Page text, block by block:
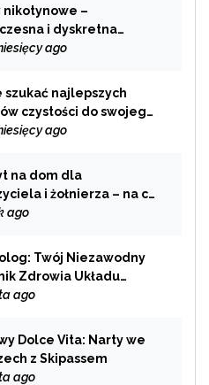
nikotynowe –
i dyskretna
dla tradycyjnego
ago
szukać najlepszych
czystości do swojego
ago
na dom dla
i żołnierza – na co
uwagę przy wyborze
ago
Twój Niezawodny
Zdrowia Układu
ago
Dolce Vita: Narty we
z Skipassem
ago